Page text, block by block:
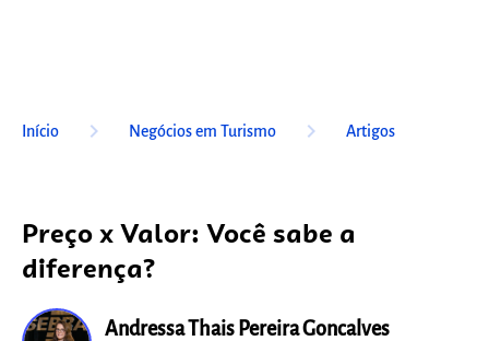
Início keyboard_arrow_right Negócios em Turismo keyboard_arrow_right Artigos
Preço x Valor: Você sabe a
diferença?
Andressa Thais Pereira Goncalves